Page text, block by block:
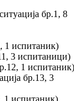
бр.1, 8
1 испитаник)
3 испитаници)
1 испитаник)
бр.13, 3